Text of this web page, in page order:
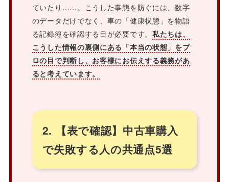
ていたり……。こうした事態を防ぐには、数字
のデータだけでなく、車の「健康状態」を物語
る記録簿を確認する目が必要です。 私たちは、
こうした情報の裏側にある「本当の状態」をプ
ロの目で判断し、お客様にお伝えする義務があ
ると考えています。
2. 【表で確認】中古車購入
で失敗する人の共通点5選